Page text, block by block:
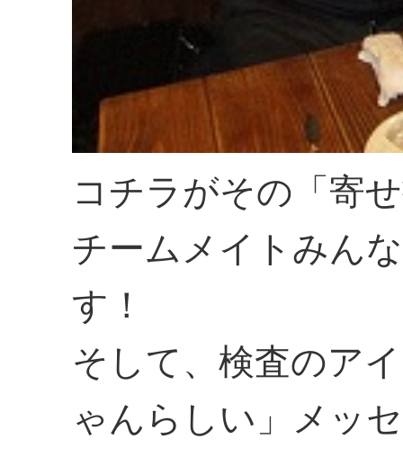
コチラがその「寄
チームメイトみん
す！
そして、検査のア
ゃんらしい」メッ